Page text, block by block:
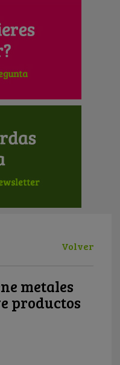
Volver
metales
productos